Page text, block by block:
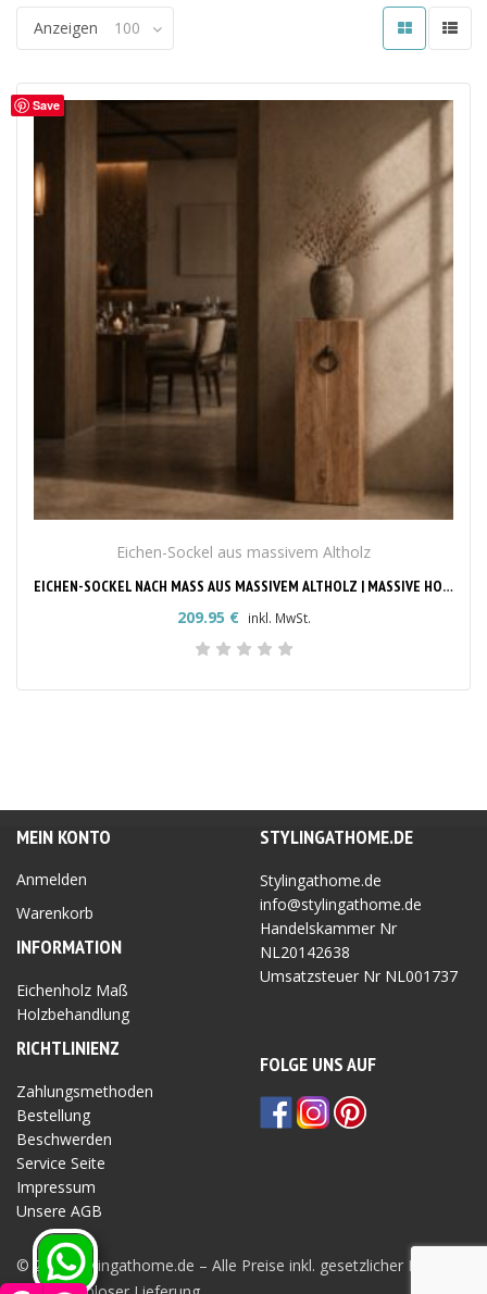
Anzeigen 100
Save
Eichen-Sockel aus massivem Altholz
EICHEN-SOCKEL NACH MASS AUS MASSIVEM ALTHOLZ | MASSIVE HOLZSÄULE & DEKOSÄULE
209.95 € inkl. MwSt.
MEIN KONTO
Anmelden
Warenkorb
INFORMATION
Eichenholz Maß
Holzbehandlung
RICHTLINIENZ
Zahlungsmethoden
Bestellung
Beschwerden
Service Seite
Impressum
Unsere AGB
Privatsphäre Seite
STYLINGATHOME.DE
Stylingathome.de
info@stylingathome.de
Handelskammer Nr
NL20142638
Umsatzsteuer Nr NL001737
FOLGE UNS AUF
© 2026 Stylingathome.de – Alle Preise inkl. gesetzlicher MwSt.